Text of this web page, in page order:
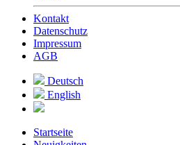
Kontakt
Datenschutz
Impressum
AGB
Deutsch
English
Startseite